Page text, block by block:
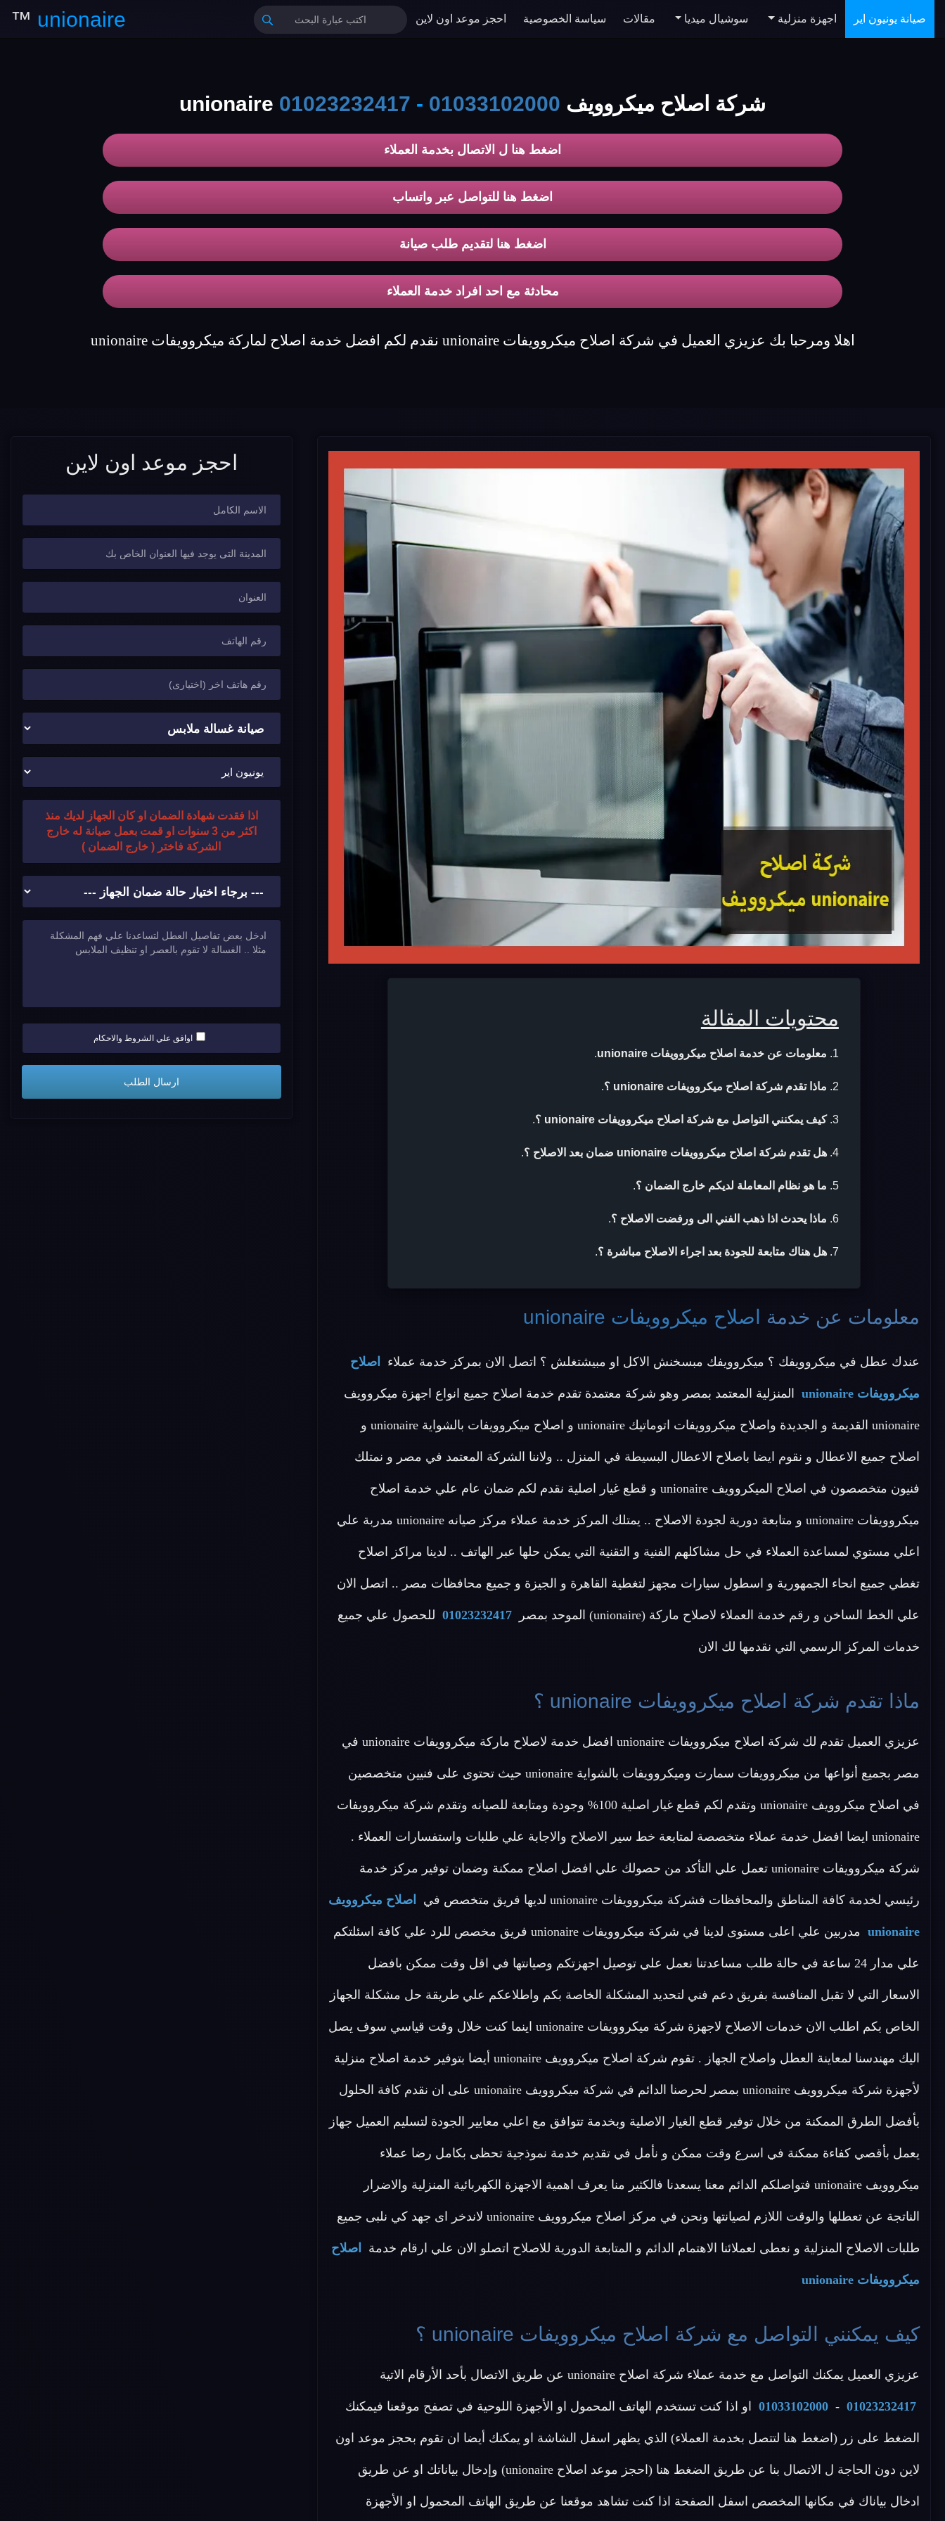
unionaire
™ صيانة يونيون اير اجهزة منزلية سوشيال ميديا مقالات سياسة الخصوصية احجز موعد اون لاين
شركة اصلاح ميكروويف unionaire 01023232417 - 01033102000
اضغط هنا ل الاتصال بخدمة العملاء
اضغط هنا للتواصل عبر واتساب
اضغط هنا لتقديم طلب صيانة
محادثة مع احد افراد خدمة العملاء
اهلا ومرحبا بك عزيزي العميل في شركة اصلاح ميكروويفات unionaire نقدم لكم افضل خدمة اصلاح لماركة ميكروويفات unionaire
محتويات المقالة
معلومات عن خدمة اصلاح ميكروويفات unionaire .
ماذا تقدم شركة اصلاح ميكروويفات unionaire ؟ .
كيف يمكنني التواصل مع شركة اصلاح ميكروويفات unionaire ؟ .
هل تقدم شركة اصلاح ميكروويفات unionaire ضمان بعد الاصلاح ؟ .
ما هو نظام المعاملة لديكم خارج الضمان ؟.
ماذا يحدث اذا ذهب الفني الى ورفضت الاصلاح ؟.
هل هناك متابعة للجودة بعد اجراء الاصلاح مباشرة ؟.
معلومات عن خدمة اصلاح ميكروويفات unionaire
عندك عطل في ميكروويفك ؟ ميكروويفك مبسخنش الاكل او مبيشتغلش ؟ اتصل الان بمركز خدمة عملاء اصلاح
ميكروويفات unionaire المنزلية المعتمد بمصر وهو شركة معتمدة تقدم خدمة اصلاح جميع انواع اجهزة ميكروويف
unionaire القديمة و الجديدة واصلاح ميكروويفات اتوماتيك unionaire و اصلاح ميكروويفات بالشواية unionaire و
اصلاح جميع الاعطال و نقوم ايضا باصلاح الاعطال البسيطة في المنزل .. ولاننا الشركة المعتمد في مصر و نمتلك
فنيون متخصصون في اصلاح الميكروويف unionaire و قطع غيار اصلية نقدم لكم ضمان عام علي خدمة اصلاح
ميكروويفات unionaire و متابعة دورية لجودة الاصلاح .. يمتلك المركز خدمة عملاء مركز صيانه unionaire مدربة علي
اعلي مستوي لمساعدة العملاء في حل مشاكلهم الفنية و التقنية التي يمكن حلها عبر الهاتف .. لدينا مراكز اصلاح
تغطي جميع انحاء الجمهورية و اسطول سيارات مجهز لتغطية القاهرة و الجيزة و جميع محافظات مصر .. اتصل الان
علي الخط الساخن و رقم خدمة العملاء لاصلاح ماركة (unionaire) الموحد بمصر 01023232417 للحصول علي جميع
خدمات المركز الرسمي التي نقدمها لك الان
ماذا تقدم شركة اصلاح ميكروويفات unionaire ؟
عزيزي العميل تقدم لك شركة اصلاح ميكروويفات unionaire افضل خدمة لاصلاح ماركة ميكروويفات unionaire في
مصر بجميع أنواعها من ميكروويفات سمارت وميكروويفات بالشواية unionaire حيث تحتوى على فنيين متخصصين
في اصلاح ميكروويف unionaire وتقدم لكم قطع غيار اصلية 100% وجودة ومتابعة للصيانه وتقدم شركة ميكروويفات
unionaire ايضا افضل خدمة عملاء متخصصة لمتابعة خط سير الاصلاح والاجابة علي طلبات واستفسارات العملاء .
شركة ميكروويفات unionaire تعمل علي التأكد من حصولك علي افضل اصلاح ممكنة وضمان توفير مركز خدمة
رئيسي لخدمة كافة المناطق والمحافظات فشركة ميكروويفات unionaire لديها فريق متخصص في اصلاح ميكروويف
unionaire مدربين علي اعلى مستوى لدينا في شركة ميكروويفات unionaire فريق مخصص للرد علي كافة اسئلتكم
علي مدار 24 ساعة في حالة طلب مساعدتنا نعمل علي توصيل اجهزتكم وصيانتها في اقل وقت ممكن بافضل
الاسعار التي لا تقبل المنافسة بفريق دعم فني لتحديد المشكلة الخاصة بكم واطلاعكم علي طريقة حل مشكلة الجهاز
الخاص بكم اطلب الان خدمات الاصلاح لاجهزة شركة ميكروويفات unionaire اينما كنت خلال وقت قياسي سوف يصل
اليك مهندسنا لمعاينة العطل واصلاح الجهاز . تقوم شركة اصلاح ميكروويف unionaire أيضا بتوفير خدمة اصلاح منزلية
لأجهزة شركة ميكروويف unionaire بمصر لحرصنا الدائم في شركة ميكروويف unionaire على ان نقدم كافة الحلول
بأفضل الطرق الممكنة من خلال توفير قطع الغيار الاصلية وبخدمة تتوافق مع اعلي معايير الجودة لتسليم العميل جهاز
يعمل بأقصي كفاءة ممكنة في اسرع وقت ممكن و نأمل في تقديم خدمة نموذجية تحظى بكامل رضا عملاء
ميكروويف unionaire فتواصلكم الدائم معنا يسعدنا فالكثير منا يعرف اهمية الاجهزة الكهربائية المنزلية والاضرار
الناتجة عن تعطلها والوقت اللازم لصيانتها ونحن في مركز اصلاح ميكروويف unionaire لاندخر اى جهد كي نلبى جميع
طلبات الاصلاح المنزلية و نعطى لعملائنا الاهتمام الدائم و المتابعة الدورية للاصلاح اتصلو الان علي ارقام خدمة اصلاح
ميكروويفات unionaire
كيف يمكنني التواصل مع شركة اصلاح ميكروويفات unionaire ؟
عزيزي العميل يمكنك التواصل مع خدمة عملاء شركة اصلاح unionaire عن طريق الاتصال بأحد الأرقام الاتية
01023232417
-
01033102000 او اذا كنت تستخدم الهاتف المحمول او الأجهزة اللوحية في تصفح موقعنا فيمكنك
الضغط على زر (اضغط هنا لتتصل بخدمة العملاء) الذي يظهر اسفل الشاشة او يمكنك أيضا ان تقوم بحجز موعد اون
لاين دون الحاجة ل الاتصال بنا عن طريق الضغط هنا (احجز موعد اصلاح unionaire) وإدخال بياناتك او عن طريق
ادخال بياناك في مكانها المخصص اسفل الصفحة اذا كنت تشاهد موقعنا عن طريق الهاتف المحمول او الأجهزة
احجز موعد اون لاين
اذا فقدت شهادة الضمان او كان الجهاز لديك منذ
اكثر من 3 سنوات او قمت بعمل صيانة له خارج
الشركة فاختر ( خارج الضمان )
اوافق علي الشروط والاحكام